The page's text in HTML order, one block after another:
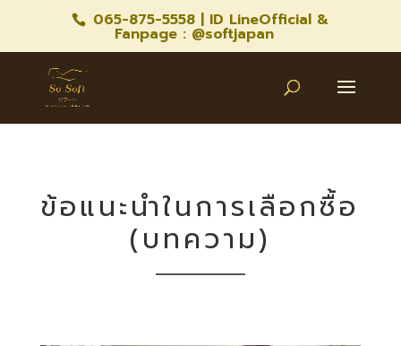
065-875-5558 | ID LineOfficial &
Fanpage : @softjapan
ข้อแนะนำในการเลือกซื้อ
(บทความ)